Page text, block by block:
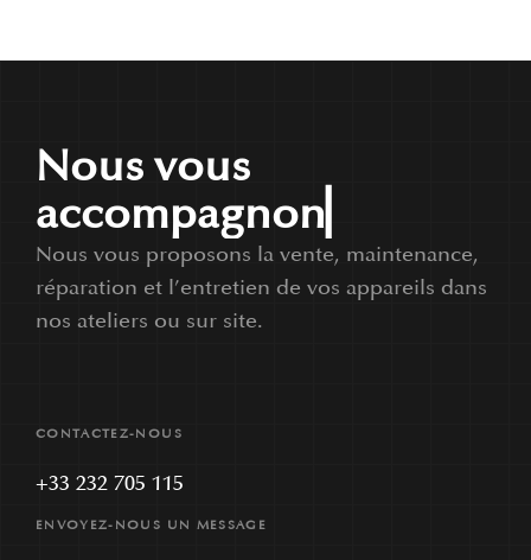
Nous vous
accompagnon
Nous vous proposons la vente, maintenance,
réparation et l’entretien de vos appareils dans
nos ateliers ou sur site.
CONTACTEZ-NOUS
+33 232 705 115
ENVOYEZ-NOUS UN MESSAGE